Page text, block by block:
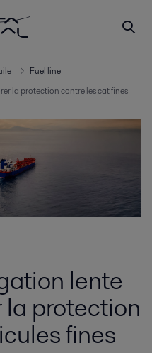
Fuel line
la protection contre les cat fines
lente
protection
fines